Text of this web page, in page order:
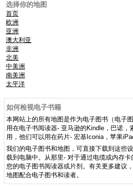
选择你的地图
首页
欧洲
亚洲
澳大利亚
非洲
北美
中美洲
南美洲
太平洋
如何检视电子书籍
本网站上的所有地图是作为电子图书（电子
用在电子书阅读器- 亚马逊的Kindle，巴诺，
用，他们可以用在药片- 宏基Iconia，苹果
我们的电子图书和地图，可直接下载到这些
载到电脑中。从那里- 对于通过电缆或内存
您的电子图书阅读器或片剂。有关更多建议
地图配合电子图书和读者。